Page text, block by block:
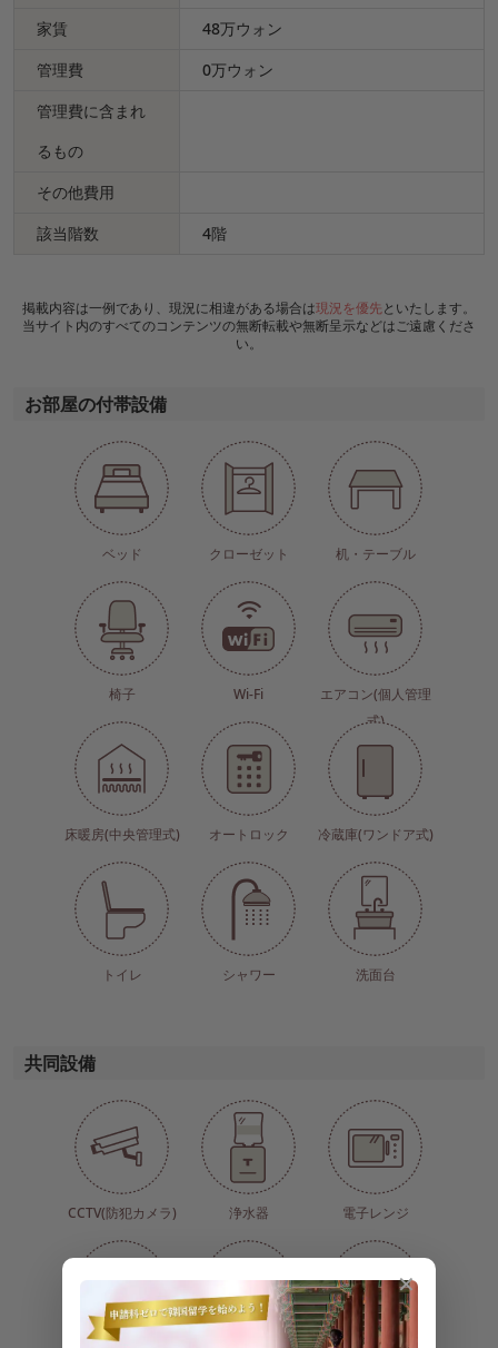
家賃
48万ウォン
管理費
0万ウォン
管理費に含まれ
るもの
その他費用
該当階数
4階
掲載内容は一例であり、現況に相違がある場合は現況を優先といたします。
当サイト内のすべてのコンテンツの無断転載や無断呈示などはご遠慮くださ
い。
お部屋の付帯設備
ベッド クローゼット 机・テーブル
椅子 Wi-Fi
エアコン(個人管理
式)
床暖房(中央管理式) オートロック 冷蔵庫(ワンドア式)
トイレ シャワー 洗面台
共同設備
CCTV(防犯カメラ) 浄水器 電子レンジ
✕